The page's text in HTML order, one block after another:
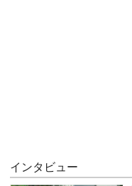
インタビュー